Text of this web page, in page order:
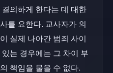
의하게 한다는 데 대한
를 요한다. 교사자가 의
실제 나아간 범죄 사이
는 경우에는 그 차이 부
책임을 물을 수 없다.